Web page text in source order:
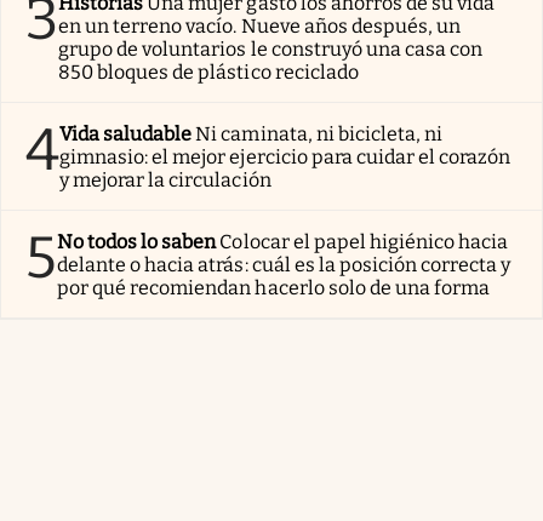
3en un terreno vacío. Nueve años después, un
grupo de voluntarios le construyó una casa con
850 bloques de plástico reciclado
4Vida saludableNi caminata, ni bicicleta, ni
gimnasio: el mejor ejercicio para cuidar el corazón
y mejorar la circulación
5No todos lo sabenColocar el papel higiénico hacia
delante o hacia atrás: cuál es la posición correcta y
por qué recomiendan hacerlo solo de una forma